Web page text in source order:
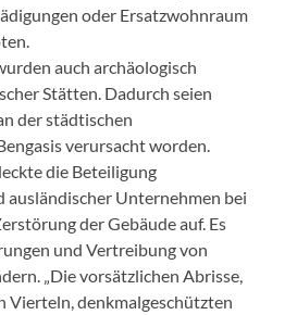
oder Ersatzwohnraum
auch archäologisch
Stätten. Dadurch seien
der städtischen
verursacht worden.
die Beteiligung
ausländischer Unternehmen bei
der Gebäude auf. Es
und Vertreibung von
„Die vorsätzlichen Abrisse,
Vierteln, denkmalgeschützten